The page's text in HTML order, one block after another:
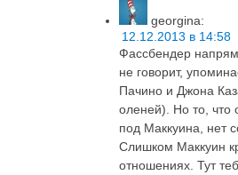
georgina:
12.12.2013 в 14:58
Фассбендер
не говорит,
Пачино и Джона
оленей). Но то, что
под Маккуина, нет
Слишком Маккуин
отношениях. Тут